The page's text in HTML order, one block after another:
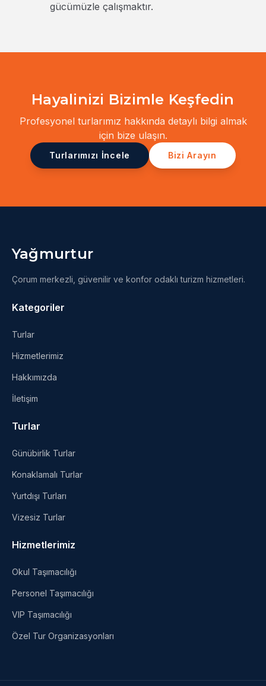
gücümüzle çalışmaktır.
Hayalinizi Bizimle Keşfedin
Profesyonel turlarımız hakkında detaylı bilgi almak
için bize ulaşın.
Turlarımızı İncele Bizi Arayın
Yağmurtur
Çorum merkezli, güvenilir ve konfor odaklı turizm hizmetleri.
Kategoriler
Turlar
Hizmetlerimiz
Hakkımızda
İletişim
Turlar
Günübirlik Turlar
Konaklamalı Turlar
Yurtdışı Turları
Vizesiz Turlar
Hizmetlerimiz
Okul Taşımacılığı
Personel Taşımacılığı
VIP Taşımacılığı
Özel Tur Organizasyonları